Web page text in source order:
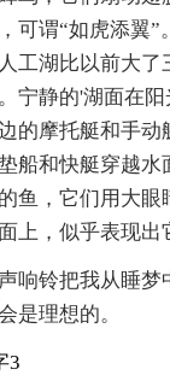
可谓“如虎添翼”
工湖比以前大了
宁静的'湖面在
的摩托艇和手动
船和快艇穿越水
鱼，它们用大眼
上，似乎表现出
响铃把我从睡梦
是理想的。
3